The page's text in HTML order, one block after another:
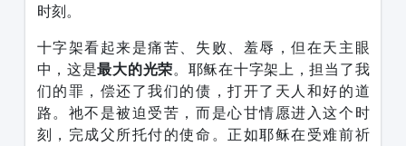
时刻。
十字架看起来是痛苦、失败、羞辱，但在天主眼
中，这是最大的光荣。耶稣在十字架上，担当了我
们的罪，偿还了我们的债，打开了天人和好的道
路。祂不是被迫受苦，而是心甘情愿进入这个时
刻，完成父所托付的使命。正如耶稣在受难前祈